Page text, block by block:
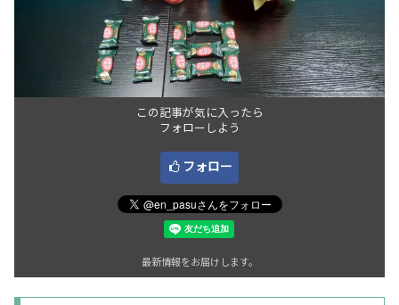
この記事が気に入ったら
フォローしよう
フォロー
最新情報をお届けします。